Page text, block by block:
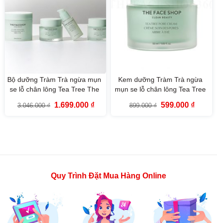
Bộ dưỡng Tràm Trà ngừa mụn
se lỗ chân lông Tea Tree The
3.046.000₫
Giá
1.699.000 ₫Giá
Kem dưỡng Tràm Trà ngừa
mụn se lỗ chân lông Tea Tree
50ml
899.000₫ Giá
599.000 ₫Giá
Quy Trình Đặt Mua Hàng Online